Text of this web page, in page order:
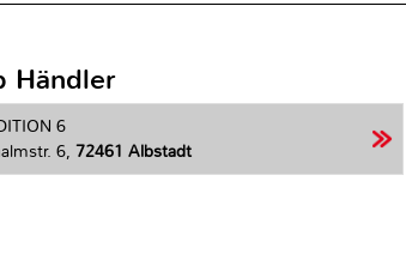
Händler
6
6, 72461 Albstadt